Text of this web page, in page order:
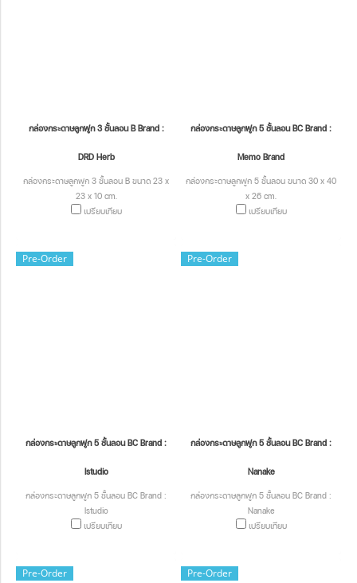
กล่องกระดาษลูกฟูก 3 ชั้นลอน B Brand :
DRD Herb
กล่องกระดาษลูกฟูก 3 ชั้นลอน B ขนาด 23 x
23 x 10 cm.
เปรียบเทียบ
กล่องกระดาษลูกฟูก 5 ชั้นลอน BC Brand :
Memo Brand
กล่องกระดาษลูกฟูก 5 ชั้นลอน ขนาด 30 x 40
x 26 cm.
เปรียบเทียบ
Pre-Order
กล่องกระดาษลูกฟูก 5 ชั้นลอน BC Brand :
Istudio
กล่องกระดาษลูกฟูก 5 ชั้นลอน BC Brand :
Istudio
เปรียบเทียบ
Pre-Order
กล่องกระดาษลูกฟูก 5 ชั้นลอน BC Brand :
Nanake
กล่องกระดาษลูกฟูก 5 ชั้นลอน BC Brand :
Nanake
เปรียบเทียบ
Pre-Order Pre-Order